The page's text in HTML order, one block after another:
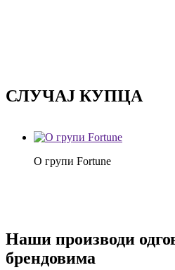
СЛУЧАЈ КУПЦА
О групи Fortune
Наши производи
брендовима